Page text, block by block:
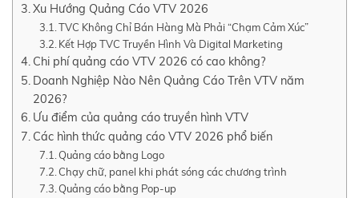
Xu Hướng Quảng Cáo VTV 2026
TVC Không Chỉ Bán Hàng Mà Phải “Chạm Cảm Xúc”
Kết Hợp TVC Truyền Hình Và Digital Marketing
Chi phí quảng cáo VTV 2026 có cao không?
Doanh Nghiệp Nào Nên Quảng Cáo Trên VTV năm
2026?
Ưu điểm của quảng cáo truyền hình VTV
Các hình thức quảng cáo VTV 2026 phổ biến
Quảng cáo bằng Logo
Chạy chữ, panel khi phát sóng các chương trình
Quảng cáo bằng Pop-up